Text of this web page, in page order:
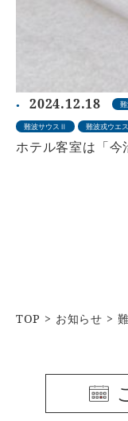
2024.12.18
難波サウスⅡ 難波戎ウエ
ホテル客室は「今
TOP お知らせ